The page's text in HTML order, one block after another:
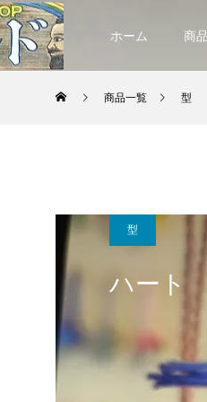
ホーム 商品
商品一覧 型
型
ハート